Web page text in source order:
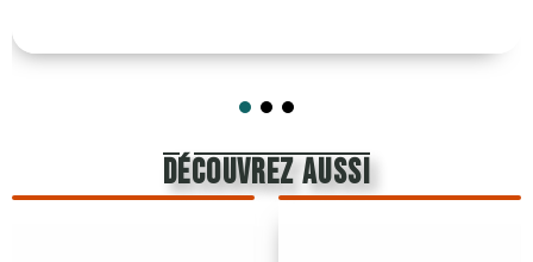
découvrez aussi